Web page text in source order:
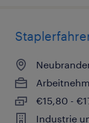
€15,80 -
Industrie